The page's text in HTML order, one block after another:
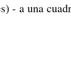
- a una